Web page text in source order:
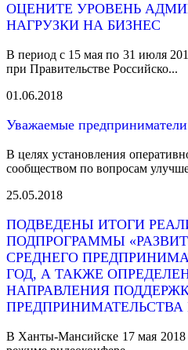
ОЦЕНИТЕ УРОВЕНЬ
НАГРУЗКИ НА БИЗНЕС
В период с 15 мая по 31 июля
при Правительстве Российско...
01.06.2018
Уважаемые
В целях установления
сообществом по вопросам
25.05.2018
ПОДВЕДЕНЫ ИТОГИ
ПОДПРОГРАММЫ
СРЕДНЕГО
ГОД, А ТАКЖЕ
НАПРАВЛЕНИЯ
ПРЕДПРИНИМАТЕЛЬСТВА
В Ханты-Мансийске 17 мая 2018